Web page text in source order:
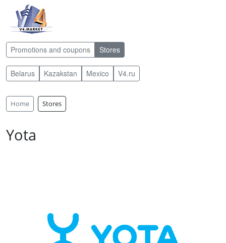
Promotions and coupons Stores
Belarus Kazakstan Mexico V4.ru
Home Stores
Yota